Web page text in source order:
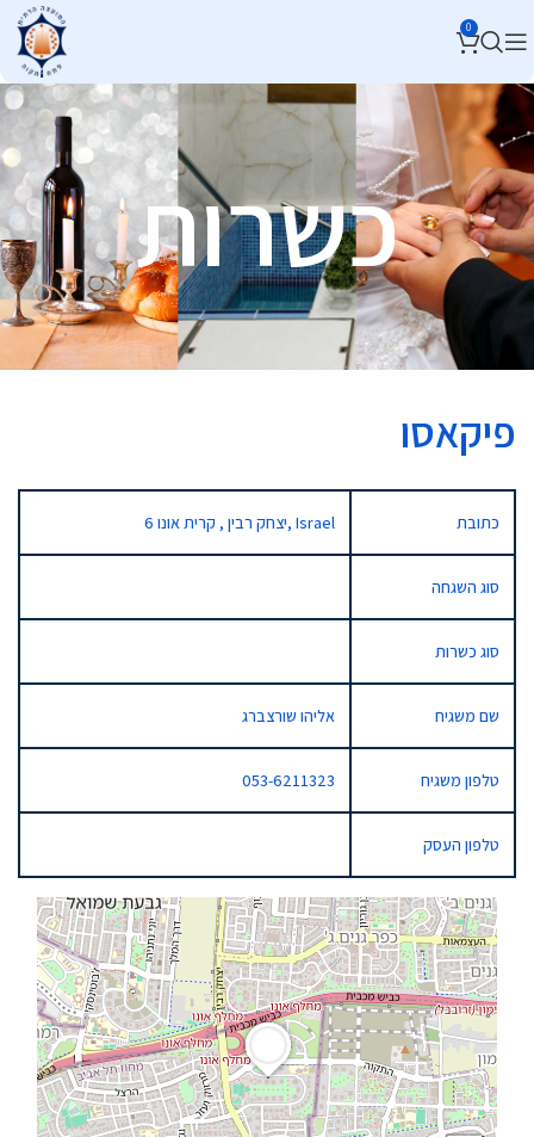
0
כשרות
פיקאסו
כתובת 6 יצחק רבין , קרית אונו, Israel
סוג השגחה
סוג כשרות
שם משגיח אליהו שורצברג
טלפון משגיח 053-6211323
טלפון העסק